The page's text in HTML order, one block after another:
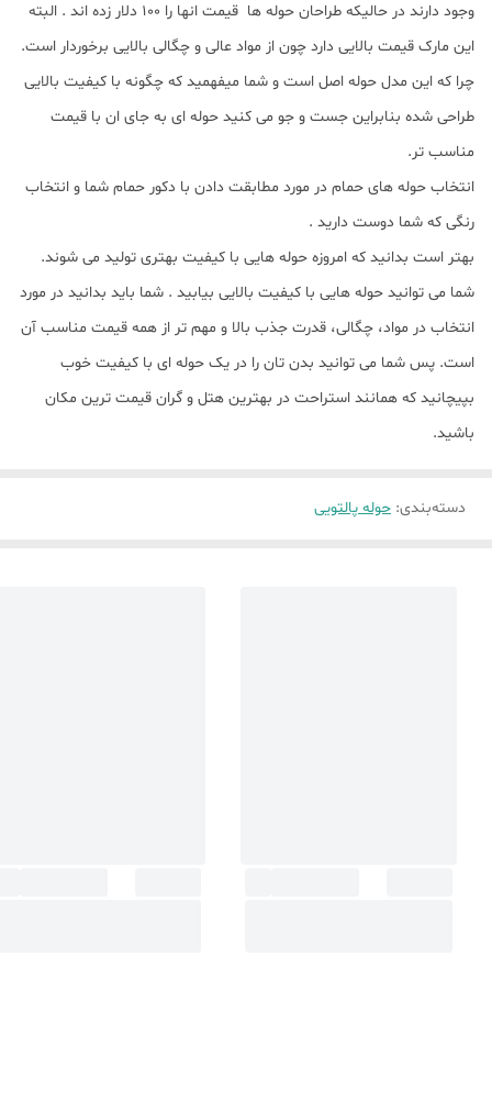
وجود دارند در حالیکه طراحان حوله ها قیمت انها را 100 دلار زده اند . البته
این مارک قیمت بالایی دارد چون از مواد عالی و چگالی بالایی برخوردار است.
چرا که این مدل حوله اصل است و شما میفهمید که چگونه با کیفیت بالایی
طراحی شده بنابراین جست و جو می کنید حوله ای به جای ان با قیمت
مناسب تر.
انتخاب حوله های حمام در مورد مطابقت دادن با دکور حمام شما و انتخاب
رنگی که شما دوست دارید .
بهتر است بدانید که امروزه حوله هایی با کیفیت بهتری تولید می شوند.
شما می توانید حوله هایی با کیفیت بالایی بیابید . شما باید بدانید در مورد
انتخاب در مواد، چگالی، قدرت جذب بالا و مهم تر از همه قیمت مناسب آن
است. پس شما می توانید بدن تان را در یک حوله ای با کیفیت خوب
بپیچانید که همانند استراحت در بهترین هتل و گران قیمت ترین مکان
باشید.
دسته‌بندی: حوله پالتویی